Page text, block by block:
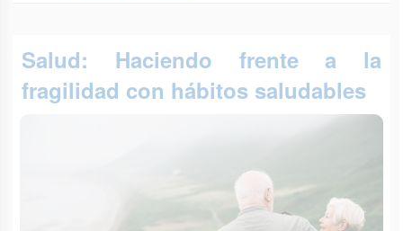
Salud: Haciendo frente a la
fragilidad con hábitos saludables